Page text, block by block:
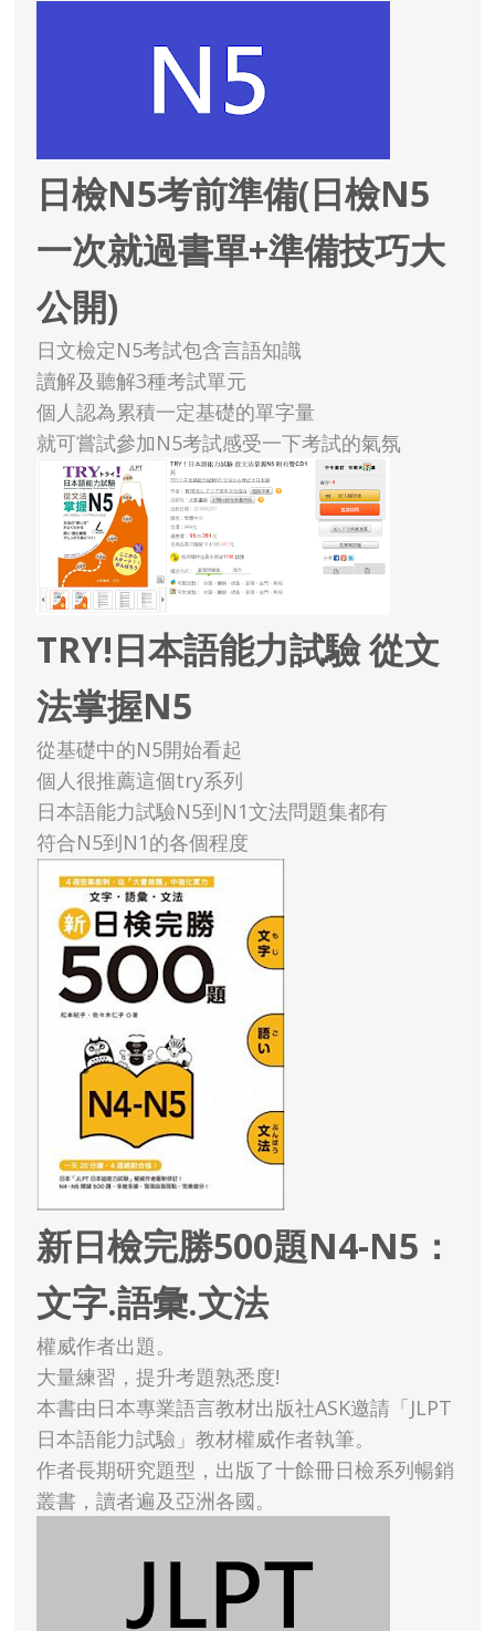
日檢N5考前準備(日檢N5
一次就過書單+準備技巧大
公開)
日文檢定N5考試包含言語知識
讀解及聽解3種考試單元
個人認為累積一定基礎的單字量
就可嘗試參加N5考試感受一下考試的氣氛
TRY!日本語能力試驗 從文
法掌握N5
從基礎中的N5開始看起
個人很推薦這個try系列
日本語能力試驗N5到N1文法問題集都有
符合N5到N1的各個程度
新日檢完勝500題N4-N5：
文字.語彙.文法
權威作者出題。
大量練習，提升考題熟悉度!
本書由日本專業語言教材出版社ASK邀請「JLPT
日本語能力試驗」教材權威作者執筆。
作者長期研究題型，出版了十餘冊日檢系列暢銷
叢書，讀者遍及亞洲各國。